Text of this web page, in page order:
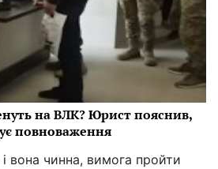
на ВЛК? Юрист пояснив,
повноваження
вона чинна, вимога пройти